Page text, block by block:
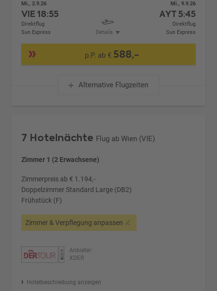
Mi., 2.9.26
VIE18:55
Direktflug
Sun Express
Details
Mi., 9.9.26
AYT5:45
Direktflug
Sun Express
p.P. ab € 588,-
Alternative Flugzeiten
7 Hotelnächte Flug ab Wien (VIE)
Zimmer 1 (2 Erwachsene)
Zimmerpreis ab € 1.194,-
Doppelzimmer Standard Large (DB2)
Frühstück (F)
Zimmer & Verpflegung anpassen
Anbieter:
XDER
Hotelbeschreibung anzeigen